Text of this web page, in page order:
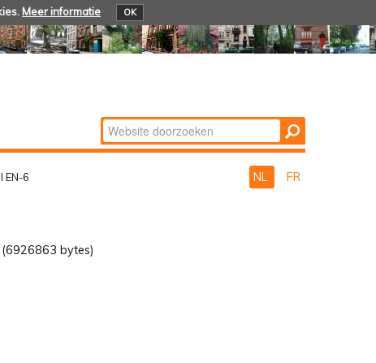
Meer informatie OK
Zoek
Geavanceerd
EN-6 NL FR
bytes)